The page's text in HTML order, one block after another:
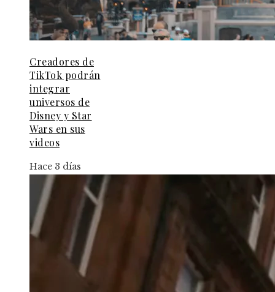
Creadores de
TikTok podrán
integrar
universos de
Disney y Star
Wars en sus
videos
Hace 3 días